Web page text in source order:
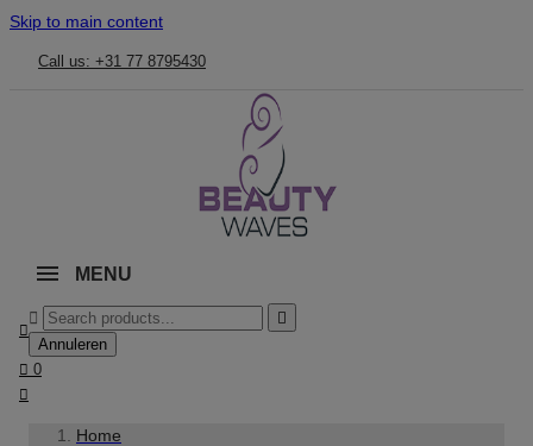
Skip to main content
Call us: +31 77 8795430
MENU



Annuleren
 0

Home